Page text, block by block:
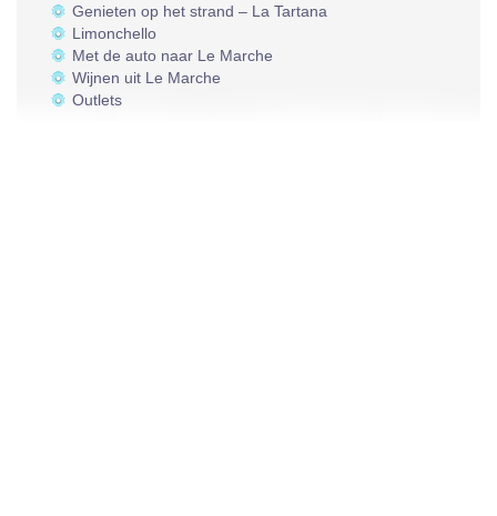
Genieten op het strand – La Tartana
Limonchello
Met de auto naar Le Marche
Wijnen uit Le Marche
Outlets